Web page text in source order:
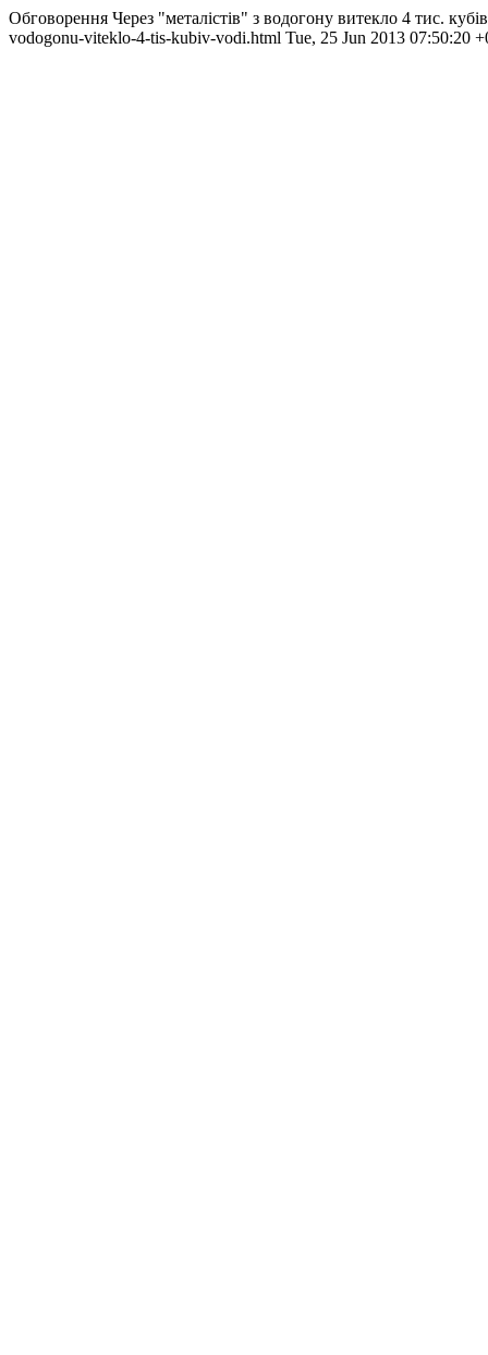
Обговорення Через "металістів" з водогону витекло 4 тис.
vodogonu-viteklo-4-tis-kubiv-vodi.html Tue, 25 Jun 2013 07:50:20